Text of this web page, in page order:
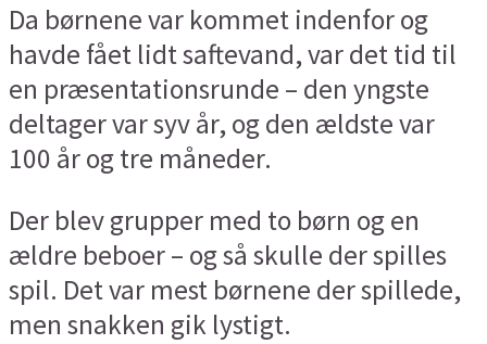
Da børnene var kommet indenfor og
havde fået lidt saftevand, var det tid til
en præsentationsrunde – den yngste
deltager var syv år, og den ældste var
100 år og tre måneder.
Der blev grupper med to børn og en
ældre beboer – og så skulle der spilles
spil. Det var mest børnene der spillede,
men snakken gik lystigt.